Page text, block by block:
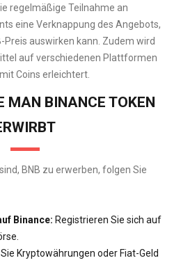
regelmäßige Teilnahme an
eine Verknappung des Angebots,
Preis auswirken kann. Zudem wird
auf verschiedenen Plattformen
Coins erleichtert.
MAN BINANCE TOKEN
BNB zu erwerben, folgen Sie
Binance: Registrieren Sie sich auf
Kryptowährungen oder Fiat-Geld